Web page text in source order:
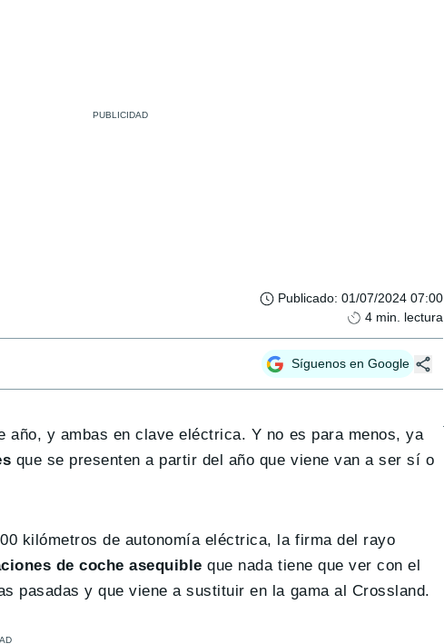
Publicado: 01/07/2024 07:00
4 min. lectura
Síguenos en Google
año, y ambas en clave eléctrica. Y no es para menos, ya
que se presenten a partir del año que viene van a ser sí o
kilómetros de autonomía eléctrica, la firma del rayo
de coche asequible que nada tiene que ver con el
pasadas y que viene a sustituir en la gama al Crossland.